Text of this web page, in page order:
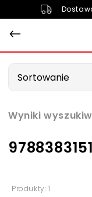
Wyniki
Sortowanie
Produkty: 1